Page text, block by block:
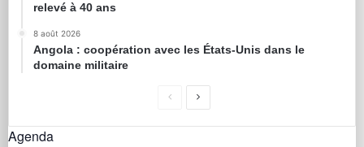
relevé à 40 ans
8 août 2026
Angola : coopération avec les États-Unis dans le
domaine militaire
Agenda